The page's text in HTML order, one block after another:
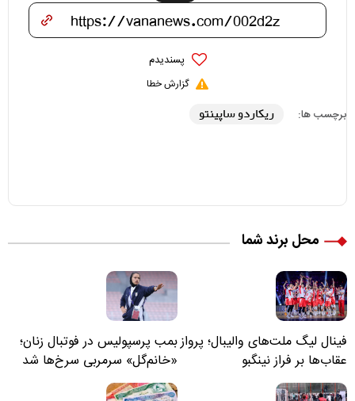
پسندیدم
گزارش خطا
برچسب ها: ریکاردو ساپینتو
محل برند شما
فینال لیگ ملت‌های والیبال؛ پرواز
عقاب‌ها بر فراز نینگبو
بمب پرسپولیس در فوتبال زنان؛
«خانم‌گل» سرمربی سرخ‌ها شد